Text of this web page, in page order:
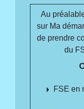
Au
sur Ma
de prendre
du
arrow_right FSE en